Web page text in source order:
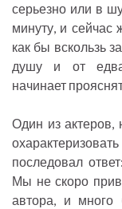
серьезно или в
минуту, и сейчас
как бы вскользь
душу и от едва
начинает
Один из актеров,
последовал
Мы не скоро
автора, и много